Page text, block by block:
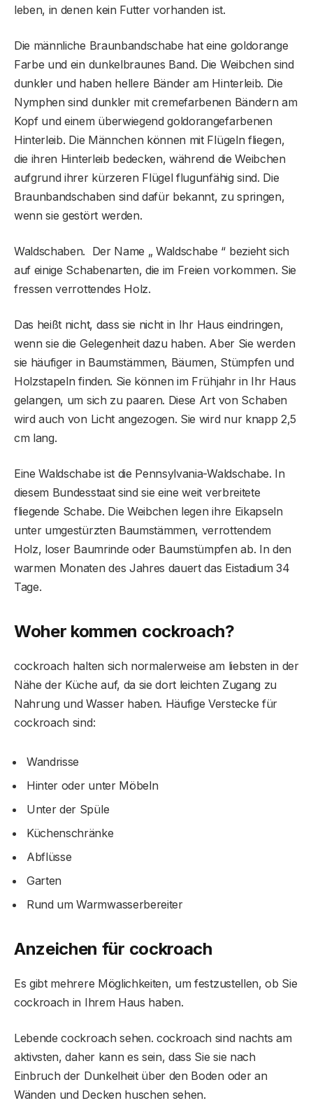
leben, in denen kein Futter vorhanden ist.
Die männliche Braunbandschabe hat eine goldorange
Farbe und ein dunkelbraunes Band. Die Weibchen sind
dunkler und haben hellere Bänder am Hinterleib. Die
Nymphen sind dunkler mit cremefarbenen Bändern am
Kopf und einem überwiegend goldorangefarbenen
Hinterleib. Die Männchen können mit Flügeln fliegen,
die ihren Hinterleib bedecken, während die Weibchen
aufgrund ihrer kürzeren Flügel flugunfähig sind. Die
Braunbandschaben sind dafür bekannt, zu springen,
wenn sie gestört werden.
Waldschaben. Der Name „ Waldschabe “ bezieht sich
auf einige Schabenarten, die im Freien vorkommen. Sie
fressen verrottendes Holz.
Das heißt nicht, dass sie nicht in Ihr Haus eindringen,
wenn sie die Gelegenheit dazu haben. Aber Sie werden
sie häufiger in Baumstämmen, Bäumen, Stümpfen und
Holzstapeln finden. Sie können im Frühjahr in Ihr Haus
gelangen, um sich zu paaren. Diese Art von Schaben
wird auch von Licht angezogen. Sie wird nur knapp 2,5
cm lang.
Eine Waldschabe ist die Pennsylvania-Waldschabe. In
diesem Bundesstaat sind sie eine weit verbreitete
fliegende Schabe. Die Weibchen legen ihre Eikapseln
unter umgestürzten Baumstämmen, verrottendem
Holz, loser Baumrinde oder Baumstümpfen ab. In den
warmen Monaten des Jahres dauert das Eistadium 34
Tage.
Woher kommen cockroach?
cockroach halten sich normalerweise am liebsten in der
Nähe der Küche auf, da sie dort leichten Zugang zu
Nahrung und Wasser haben. Häufige Verstecke für
cockroach sind:
Wandrisse
Hinter oder unter Möbeln
Unter der Spüle
Küchenschränke
Abflüsse
Garten
Rund um Warmwasserbereiter
Anzeichen für cockroach
Es gibt mehrere Möglichkeiten, um festzustellen, ob Sie
cockroach in Ihrem Haus haben.
Lebende cockroach sehen. cockroach sind nachts am
aktivsten, daher kann es sein, dass Sie sie nach
Einbruch der Dunkelheit über den Boden oder an
Wänden und Decken huschen sehen.